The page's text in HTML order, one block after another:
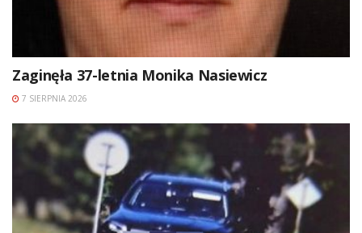
Zaginęła 37-letnia Monika Nasiewicz
7 SIERPNIA 2026